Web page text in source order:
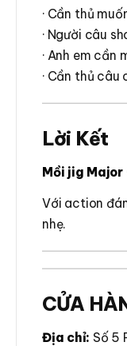
· Cần thủ
· Người câu
· Anh em
· Cần thủ
Lời Kết
Mồi jig
Với action
nhẹ.
CỬA
Địa chỉ: Số 5